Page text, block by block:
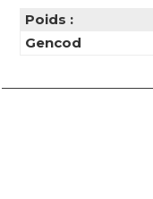
Poids :
Gencod